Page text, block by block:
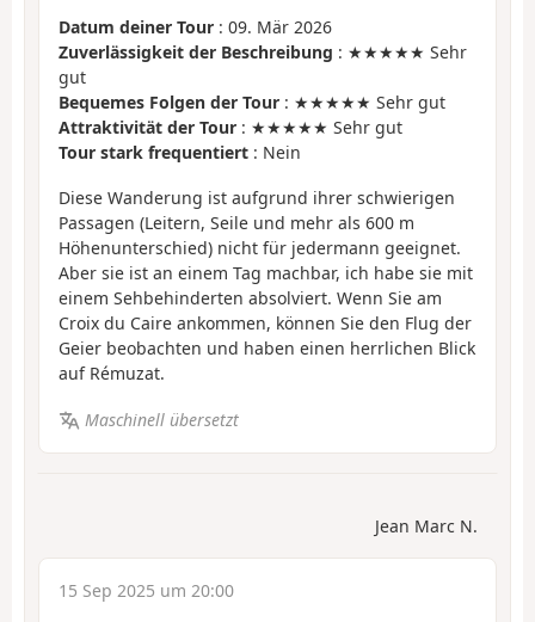
Datum deiner Tour : 09. Mär 2026
Zuverlässigkeit der Beschreibung : ★★★★★ Sehr
gut
Bequemes Folgen der Tour : ★★★★★ Sehr gut
Attraktivität der Tour : ★★★★★ Sehr gut
Tour stark frequentiert : Nein
Diese Wanderung ist aufgrund ihrer schwierigen
Passagen (Leitern, Seile und mehr als 600 m
Höhenunterschied) nicht für jedermann geeignet.
Aber sie ist an einem Tag machbar, ich habe sie mit
einem Sehbehinderten absolviert. Wenn Sie am
Croix du Caire ankommen, können Sie den Flug der
Geier beobachten und haben einen herrlichen Blick
auf Rémuzat.
Maschinell übersetzt
Jean Marc N.
15 Sep 2025 um 20:00